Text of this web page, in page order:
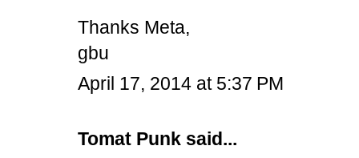
Thanks Meta,
gbu
April 17, 2014 at 5:37 PM
Tomat Punk said...